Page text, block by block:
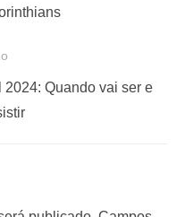
Quando vai ser e